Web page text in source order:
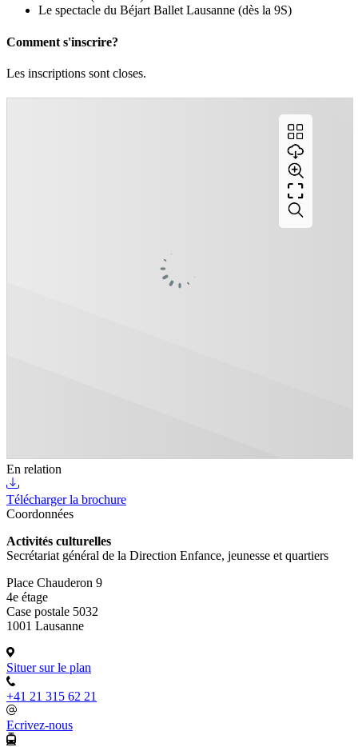
Le spectacle du Béjart Ballet Lausanne (dès la 9S)
Comment s'inscrire?
Les inscriptions sont closes.
En relation
Télécharger la brochure
Coordonnées
Activités culturelles
Secrétariat général de la Direction Enfance, jeunesse et quartiers
Place Chauderon 9
4e étage
Case postale 5032
1001 Lausanne
Situer sur le plan
+41 21 315 62 21
Ecrivez-nous